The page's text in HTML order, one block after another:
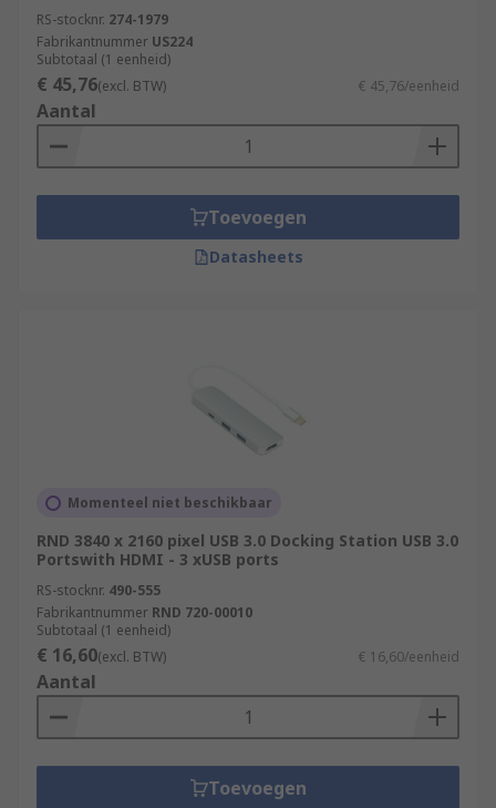
RS-stocknr. 274-1979
Fabrikantnummer US224
Subtotaal (1 eenheid)
€ 45,76(excl. BTW) € 45,76/eenheid
Aantal
Toevoegen
Datasheets
Momenteel niet beschikbaar
RND 3840 x 2160 pixel USB 3.0 Docking Station USB 3.0
Portswith HDMI - 3 xUSB ports
RS-stocknr. 490-555
Fabrikantnummer RND 720-00010
Subtotaal (1 eenheid)
€ 16,60(excl. BTW) € 16,60/eenheid
Aantal
Toevoegen